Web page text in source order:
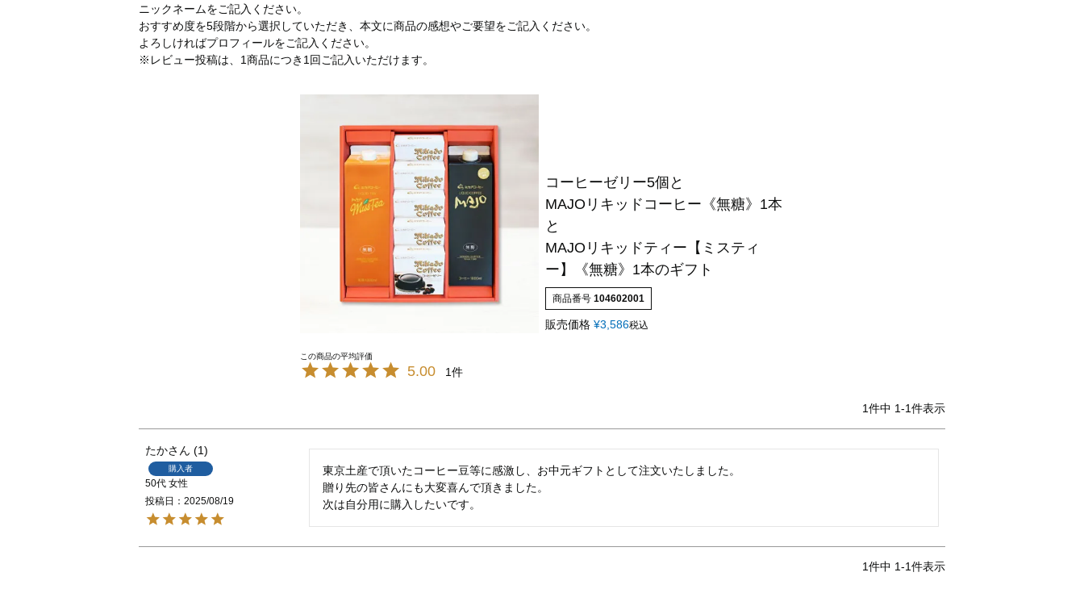
ニックネームをご記入ください。
おすすめ度を5段階から選択していただき、本文に商品の感想やご要望をご記入ください。
よろしければプロフィールをご記入ください。
※レビュー投稿は、1商品につき1回ご記入いただけます。
コーヒーゼリー5個と
MAJOリキッドコーヒー《無糖》1本
と
MAJOリキッドティー【ミスティ
ー】《無糖》1本のギフト
商品番号 104602001
販売価格 ¥3,586税込
5.00 1
1件中 1-1件表示
たか 1
購入者
50代 女性
投稿日
2025/08/19
東京土産で頂いたコーヒー豆等に感激し、お中元ギフトとして注文いたしました。
贈り先の皆さんにも大変喜んで頂きました。
次は自分用に購入したいです。
1件中 1-1件表示